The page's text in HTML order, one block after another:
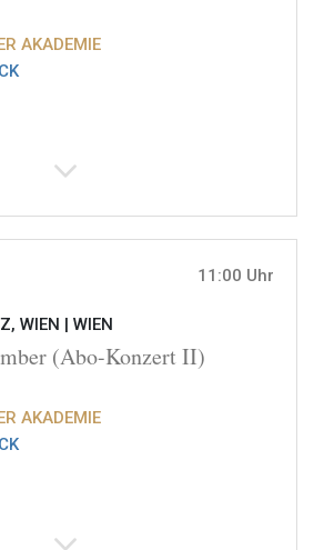
AKADEMIE
11:00 Uhr
WIEN | WIEN
(Abo-Konzert II)
AKADEMIE